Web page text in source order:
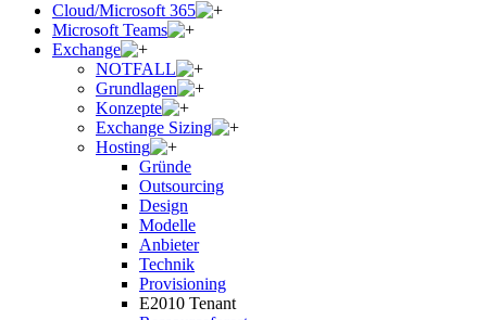
Cloud/Microsoft 365
Microsoft Teams
Exchange
NOTFALL
Grundlagen
Konzepte
Exchange Sizing
Hosting
Gründe
Outsourcing
Design
Modelle
Anbieter
Technik
Provisioning
E2010 Tenant